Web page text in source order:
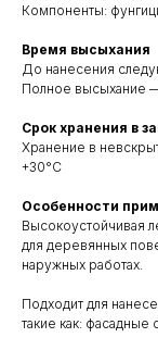
Компоненты:
Время высыхания
До нанесения
Полное высыхание
Срок хранения в
Хранение в
+30°С
Особенности
Высокоустойчивая
для деревянных
наружных работах.
Подходит для
такие как: фасадные